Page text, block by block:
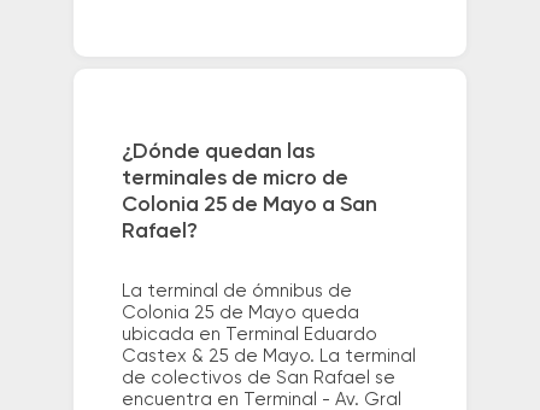
¿Dónde quedan las
terminales de micro de
Colonia 25 de Mayo a San
Rafael?
La terminal de ómnibus de
Colonia 25 de Mayo queda
ubicada en Terminal Eduardo
Castex & 25 de Mayo. La terminal
de colectivos de San Rafael se
encuentra en Terminal - Av. Gral